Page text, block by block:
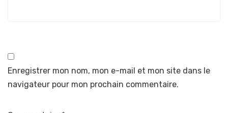
Enregistrer mon nom, mon e-mail et mon site dans le
navigateur pour mon prochain commentaire.